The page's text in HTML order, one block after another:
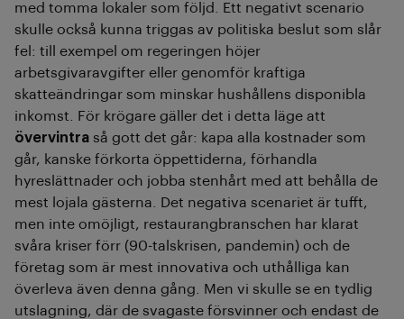
med tomma lokaler som följd. Ett negativt scenario
skulle också kunna triggas av politiska beslut som slår
fel: till exempel om regeringen höjer
arbetsgivaravgifter eller genomför kraftiga
skatteändringar som minskar hushållens disponibla
inkomst. För krögare gäller det i detta läge att
övervintra så gott det går: kapa alla kostnader som
går, kanske förkorta öppettiderna, förhandla
hyreslättnader och jobba stenhårt med att behålla de
mest lojala gästerna. Det negativa scenariet är tufft,
men inte omöjligt, restaurangbranschen har klarat
svåra kriser förr (90-talskrisen, pandemin) och de
företag som är mest innovativa och uthålliga kan
överleva även denna gång. Men vi skulle se en tydlig
utslagning, där de svagaste försvinner och endast de